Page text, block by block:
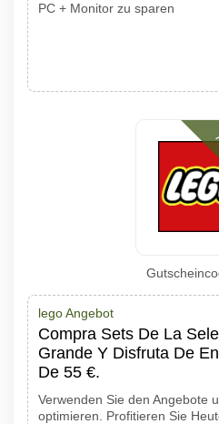
PC + Monitor zu sparen
lego Angebot
Compra Sets De La
Grande Y Disfruta De
De 55 €.
Verwenden Sie den Angebote
optimieren. Profitieren Sie